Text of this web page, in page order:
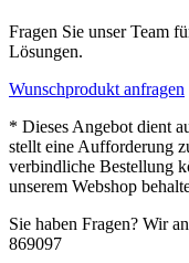
Fragen Sie unser Team
Lösungen.
Wunschprodukt anfragen
* Dieses Angebot dient
stellt eine Aufforderung
verbindliche Bestellung
unserem Webshop
Sie haben Fragen? Wir
869097